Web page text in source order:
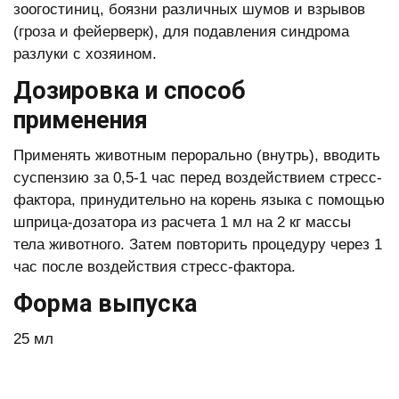
зоогостиниц, боязни различных шумов и взрывов
(гроза и фейерверк), для подавления синдрома
разлуки с хозяином.
Дозировка и способ
применения
Применять животным перорально (внутрь), вводить
суспензию за 0,5-1 час перед воздействием стресс-
фактора, принудительно на корень языка с помощью
шприца-дозатора из расчета 1 мл на 2 кг массы
тела животного. Затем повторить процедуру через 1
час после воздействия стресс-фактора.
Форма выпуска
25 мл